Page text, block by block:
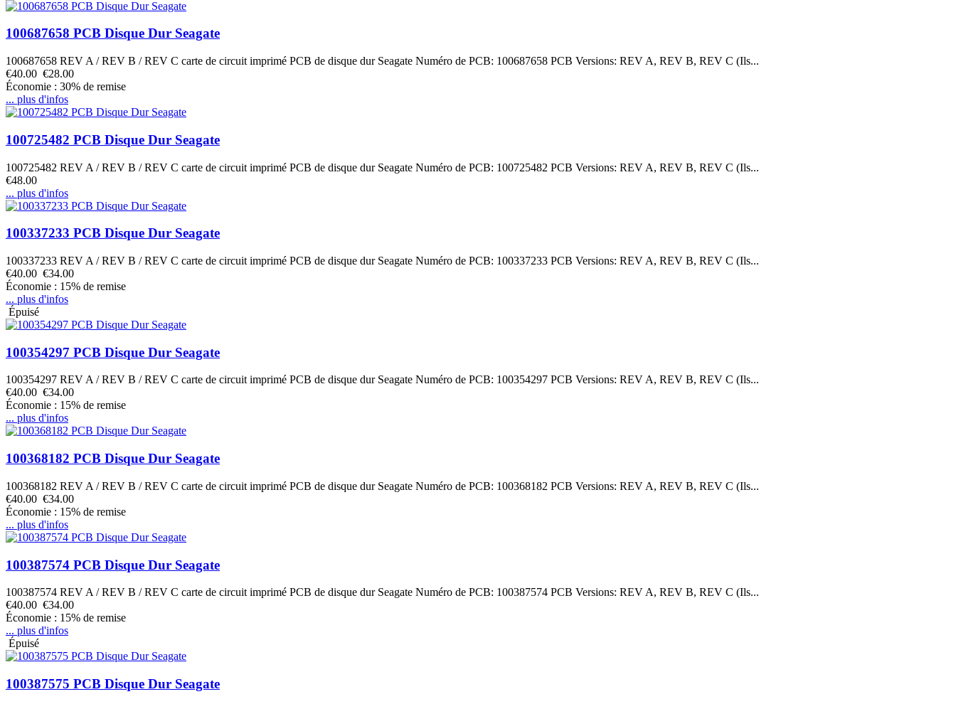
100687658 PCB Disque Dur Seagate
100687658 REV A / REV B / REV C carte de circuit imprimé PCB de disque dur Seagate Numéro de PCB: 100687658 PCB Versions: REV A, REV B, REV C (Ils...
€40.00 €28.00
Économie : 30% de remise
... plus d'infos
100725482 PCB Disque Dur Seagate
100725482 REV A / REV B / REV C carte de circuit imprimé PCB de disque dur Seagate Numéro de PCB: 100725482 PCB Versions: REV A, REV B, REV C (Ils...
€48.00
... plus d'infos
100337233 PCB Disque Dur Seagate
100337233 REV A / REV B / REV C carte de circuit imprimé PCB de disque dur Seagate Numéro de PCB: 100337233 PCB Versions: REV A, REV B, REV C (Ils...
€40.00 €34.00
Économie : 15% de remise
... plus d'infos
Épuisé
100354297 PCB Disque Dur Seagate
100354297 REV A / REV B / REV C carte de circuit imprimé PCB de disque dur Seagate Numéro de PCB: 100354297 PCB Versions: REV A, REV B, REV C (Ils...
€40.00 €34.00
Économie : 15% de remise
... plus d'infos
100368182 PCB Disque Dur Seagate
100368182 REV A / REV B / REV C carte de circuit imprimé PCB de disque dur Seagate Numéro de PCB: 100368182 PCB Versions: REV A, REV B, REV C (Ils...
€40.00 €34.00
Économie : 15% de remise
... plus d'infos
100387574 PCB Disque Dur Seagate
100387574 REV A / REV B / REV C carte de circuit imprimé PCB de disque dur Seagate Numéro de PCB: 100387574 PCB Versions: REV A, REV B, REV C (Ils...
€40.00 €34.00
Économie : 15% de remise
... plus d'infos
Épuisé
100387575 PCB Disque Dur Seagate